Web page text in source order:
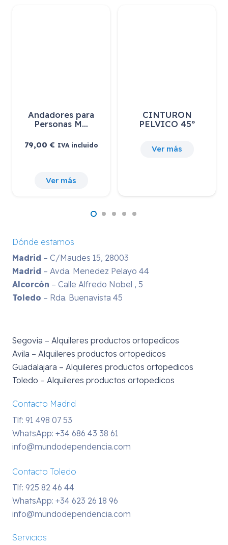
Andadores para
Personas M…
79,00€ IVA incluido
Ver más
CINTURON
PELVICO 45º
Ver más
Dónde estamos
Madrid – C/Maudes 15, 28003
Madrid – Avda. Menedez Pelayo 44
Alcorcón – Calle Alfredo Nobel , 5
Toledo – Rda. Buenavista 45
Segovia – Alquileres productos ortopedicos
Avila – Alquileres productos ortopedicos
Guadalajara – Alquileres productos ortopedicos
Toledo – Alquileres productos ortopedicos
Contacto Madrid
Tlf: 91 498 07 53
WhatsApp: +34 686 43 38 61
info@mundodependencia.com
Contacto Toledo
Tlf: 925 82 46 44
WhatsApp: +34 623 26 18 96
info@mundodependencia.com
Servicios